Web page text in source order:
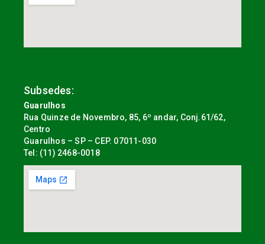
Subsedes:
Guarulhos
Rua Quinze de Novembro, 85, 6º andar, Conj.61/62,
Centro
Guarulhos – SP – CEP. 07011-030
Tel: (11) 2468-0018